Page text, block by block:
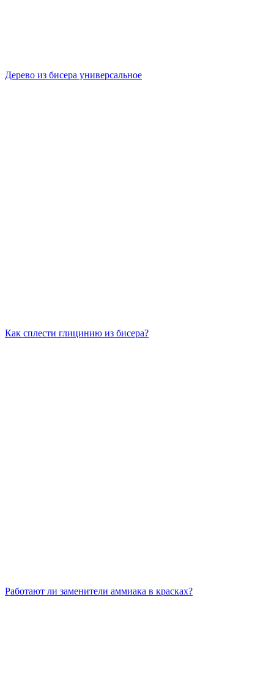
Дерево из бисера универсальное
Как сплести глицинию из бисера?
Работают ли заменители аммиака в красках?